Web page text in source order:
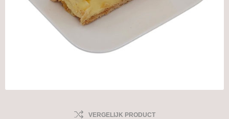
VERGELIJK PRODUCT